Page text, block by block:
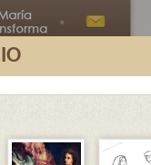
Quinto
Misterio
Letanías